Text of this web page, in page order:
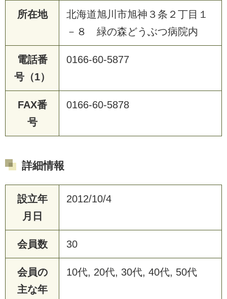
所在地
北海道旭川市旭神３条２丁目１
－８ 緑の森どうぶつ病院内
電話番
号（1）
0166-60-5877
FAX番
号
0166-60-5878
詳細情報
設立年
月日
2012/10/4
会員数 30
会員の
主な年
10代, 20代, 30代, 40代, 50代